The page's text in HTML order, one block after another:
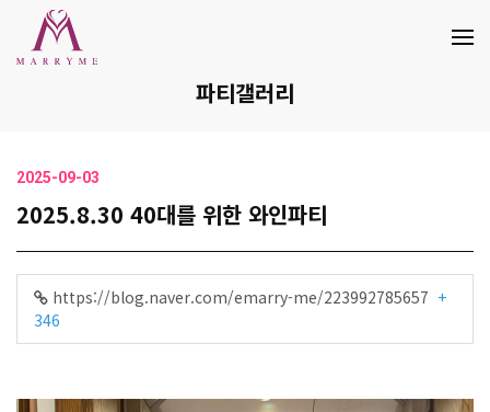
파티갤러리
2025-09-03
2025.8.30 40대를 위한 와인파티
https://blog.naver.com/emarry-me/223992785657 +
346